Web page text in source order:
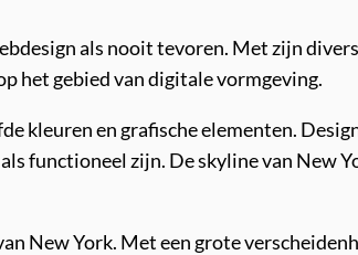
als nooit tevoren. Met zijn
het gebied van digitale vormgeving.
kleuren en grafische elementen.
functioneel zijn. De skyline van New
New York. Met een grote